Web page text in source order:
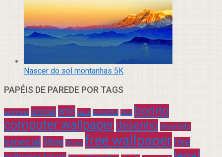
Nascer do sol montanhas 5K
PAPÉIS DE PAREDE POR TAGS
animais animal arte azul beautiful blue bonito
computer wallpaper desenho divertido
especial filme filmes free wallpaper free